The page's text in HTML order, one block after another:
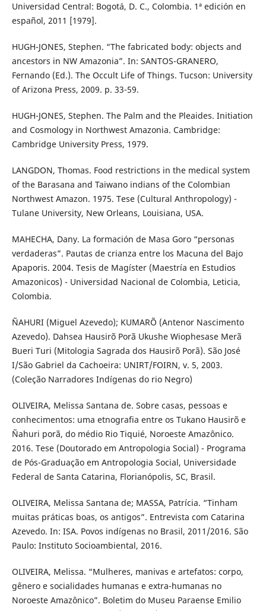
Universidad Central: Bogotá, D. C., Colombia. 1ª edición en
español, 2011 [1979].
HUGH-JONES, Stephen. “The fabricated body: objects and
ancestors in NW Amazonia”. In: SANTOS-GRANERO,
Fernando (Ed.). The Occult Life of Things. Tucson: University
of Arizona Press, 2009. p. 33-59.
HUGH-JONES, Stephen. The Palm and the Pleaides. Initiation
and Cosmology in Northwest Amazonia. Cambridge:
Cambridge University Press, 1979.
LANGDON, Thomas. Food restrictions in the medical system
of the Barasana and Taiwano indians of the Colombian
Northwest Amazon. 1975. Tese (Cultural Anthropology) -
Tulane University, New Orleans, Louisiana, USA.
MAHECHA, Dany. La formación de Masa Goro “personas
verdaderas”. Pautas de crianza entre los Macuna del Bajo
Apaporis. 2004. Tesis de Magíster (Maestría en Estudios
Amazonicos) - Universidad Nacional de Colombia, Leticia,
Colombia.
ÑAHURI (Miguel Azevedo); KUMARÕ (Antenor Nascimento
Azevedo). Dahsea Hausirõ Porã Ukushe Wiophesase Merã
Bueri Turi (Mitologia Sagrada dos Hausirõ Porã). São José
I/São Gabriel da Cachoeira: UNIRT/FOIRN, v. 5, 2003.
(Coleção Narradores Indígenas do rio Negro)
OLIVEIRA, Melissa Santana de. Sobre casas, pessoas e
conhecimentos: uma etnografia entre os Tukano Hausirõ e
Ñahuri porã, do médio Rio Tiquié, Noroeste Amazônico.
2016. Tese (Doutorado em Antropologia Social) - Programa
de Pós-Graduação em Antropologia Social, Universidade
Federal de Santa Catarina, Florianópolis, SC, Brasil.
OLIVEIRA, Melissa Santana de; MASSA, Patrícia. “Tinham
muitas práticas boas, os antigos”. Entrevista com Catarina
Azevedo. In: ISA. Povos indígenas no Brasil, 2011/2016. São
Paulo: Instituto Socioambiental, 2016.
OLIVEIRA, Melissa. “Mulheres, manivas e artefatos: corpo,
gênero e socialidades humanas e extra-humanas no
Noroeste Amazônico”. Boletim do Museu Paraense Emilio